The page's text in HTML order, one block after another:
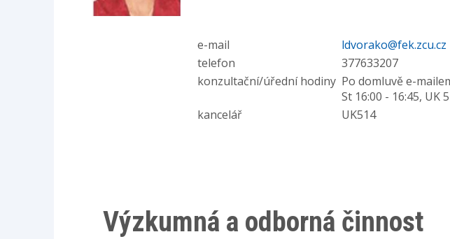
e-mail
ldvorako@fek.zcu.cz
telefon
377633207
konzultační/úřední hodiny Po domluvě e-
St 16:00 - 16:45, UK
kancelář
UK514
Výzkumná a odborná činnost